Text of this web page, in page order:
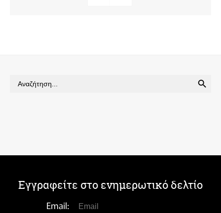
Search
for:
Εγγραφείτε στο ενημερωτικό δελτίο
Email: